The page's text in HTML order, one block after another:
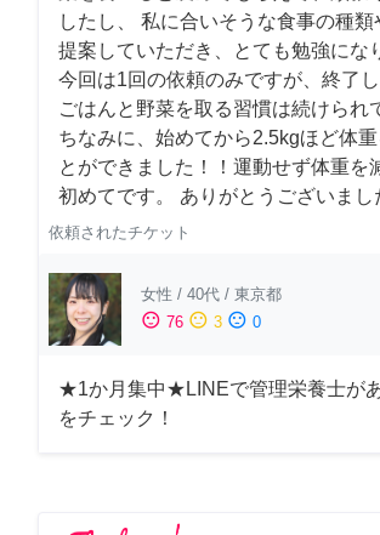
したし、 私に合いそうな食事の種類
提案していただき、とても勉強にな
今回は1回の依頼のみですが、終了
ごはんと野菜を取る習慣は続けられ
ちなみに、始めてから2.5kgほど体
とができました！！運動せず体重を
初めてです。 ありがとうございまし
依頼されたチケット
女性 / 40代 / 東京都
sentiment_satisfied 76 sentiment_neutral 3 sentiment_dissatisfied 0
★1か月集中★LINEで管理栄養士が
をチェック！